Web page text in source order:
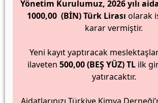
Yönetim Kurulumuz, 2026 yılı
1000,00 (BİN) Türk Lirası olarak
karar vermiştir.
Yeni kayıt yaptıracak
ilaveten 500,00 (BEŞ YÜZ) TL ilk
yatıracaktır.